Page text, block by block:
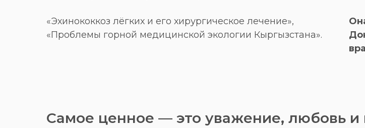
«Эхинококкоз лёгких и его хирургическое лечение»,
«Проблемы горной медицинской экологии Кыргызстана».
Cамое ценное — это уважение, любовь и